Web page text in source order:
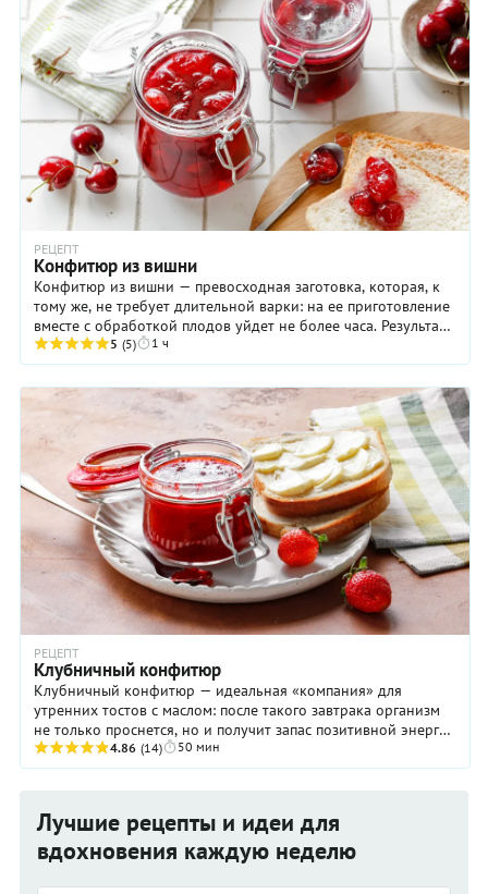
РЕЦЕПТ
Конфитюр из вишни
Конфитюр из вишни — превосходная заготовка, которая, к
тому же, не требует длительной варки: на ее приготовление
вместе с обработкой плодов уйдет не более часа. Результат
же точно порадует вас и ваших ...
5 (5) 1 ч
РЕЦЕПТ
Клубничный конфитюр
Клубничный конфитюр — идеальная «компания» для
утренних тостов с маслом: после такого завтрака организм
не только проснется, но и получит запас позитивной энергии
на весь день. По сути своей эта ...
4.86 (14) 50 мин
Лучшие рецепты и идеи для
вдохновения каждую неделю